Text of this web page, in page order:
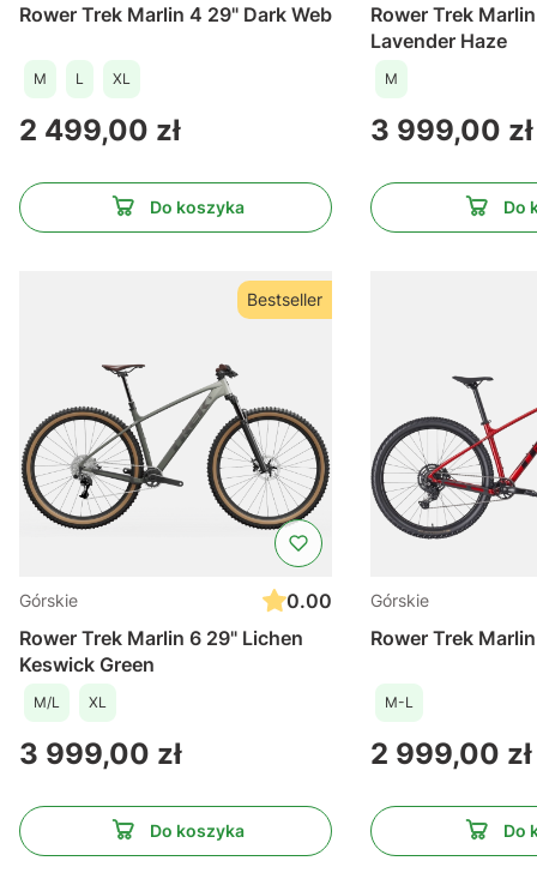
Rower Trek Marlin 4 29" Dark Web
M L XL
Cena
2 499,00 zł
Do koszyka
Rower Trek
Lavender Haze
M
Cena
3 999,00 zł
Do
Bestseller
Górskie
0.00
Rower Trek Marlin 6 29" Lichen
Keswick Green
M/L XL
Cena
3 999,00 zł
Do koszyka
Górskie
Rower Trek
M-L
Cena
2 999,00 zł
Do